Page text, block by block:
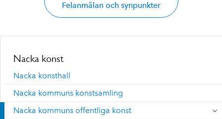
Felanmälan och synpunkter
Nacka konst
Nacka konsthall
Nacka kommuns konstsamling
Nacka kommuns offentliga konst